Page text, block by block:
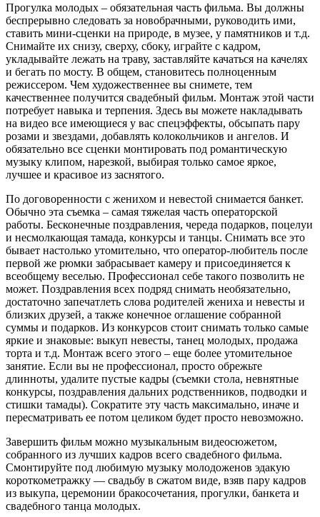
Прогулка молодых – обязательная часть фильма. Вы должны
беспрерывно следовать за новобрачными, руководить ими,
ставить мини-сценки на природе, в музее, у памятников и т.д.
Снимайте их снизу, сверху, сбоку, играйте с кадром,
укладывайте лежать на траву, заставляйте качаться на качелях
и бегать по мосту. В общем, становитесь полноценным
режиссером. Чем художественнее вы снимете, тем
качественнее получится свадебный фильм. Монтаж этой части
потребует навыка и терпения. Здесь вы можете накладывать
на видео все имеющиеся у вас спецэффекты, обсыпать пару
розами и звездами, добавлять колокольчиков и ангелов. И
обязательно все сценки монтировать под романтическую
музыку клипом, нарезкой, выбирая только самое яркое,
лучшее и красивое из заснятого.
По договоренности с женихом и невестой снимается банкет.
Обычно эта съемка – самая тяжелая часть операторской
работы. Бесконечные поздравления, череда подарков, поцелуи
и несмолкающая тамада, конкурсы и танцы. Снимать все это
бывает настолько утомительно, что оператор-любитель после
первой же рюмки забрасывает камеру и присоединяется к
всеобщему веселью. Профессионал себе такого позволить не
может. Поздравления всех подряд снимать необязательно,
достаточно запечатлеть слова родителей жениха и невесты и
близких друзей, а также конечное оглашение собранной
суммы и подарков. Из конкурсов стоит снимать только самые
яркие и знаковые: выкуп невесты, танец молодых, продажа
торта и т.д. Монтаж всего этого – еще более утомительное
занятие. Если вы не профессионал, просто обрежьте
длинноты, удалите пустые кадры (съемки стола, невнятные
конкурсы, поздравления дальних родственников, подводки и
стишки тамады). Сократите эту часть максимально, иначе и
пересматривать ее потом целиком будет просто невозможно.
Завершить фильм можно музыкальным видеосюжетом,
собранного из лучших кадров всего свадебного фильма.
Смонтируйте под любимую музыку молодоженов эдакую
короткометражку — свадьбу в сжатом виде, взяв пару кадров
из выкупа, церемонии бракосочетания, прогулки, банкета и
свадебного танца молодых.